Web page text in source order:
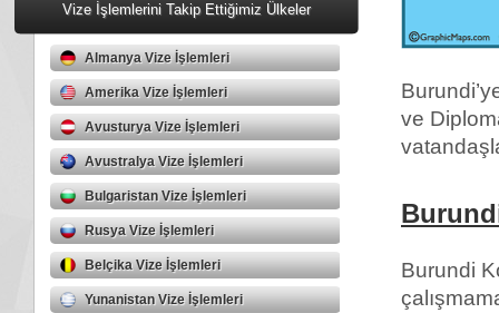
Vize İşlemlerini Takip Ettiğimiz Ülkeler
Almanya Vize İşlemleri
Amerika Vize İşlemleri
Avusturya Vize İşlemleri
Avustralya Vize İşlemleri
Bulgaristan Vize İşlemleri
Rusya Vize İşlemleri
Belçika Vize İşlemleri
Yunanistan Vize İşlemleri
ve
Burundi